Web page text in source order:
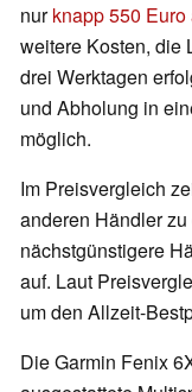
nurknapp 550 Euro
weitere Kosten, die
drei Werktagen
und Abholung in
möglich.
Im Preisvergleich
anderen Händler
nächstgünstigere
auf. Laut
um den Allzeit-
Die Garmin Fenix